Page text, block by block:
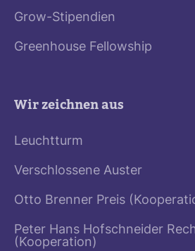
Grow-Stipendien
Greenhouse Fellowship
Wir zeichnen aus
Leuchtturm
Verschlossene Auster
Otto Brenner Preis
Peter Hans Hofschneider
(Kooperation)